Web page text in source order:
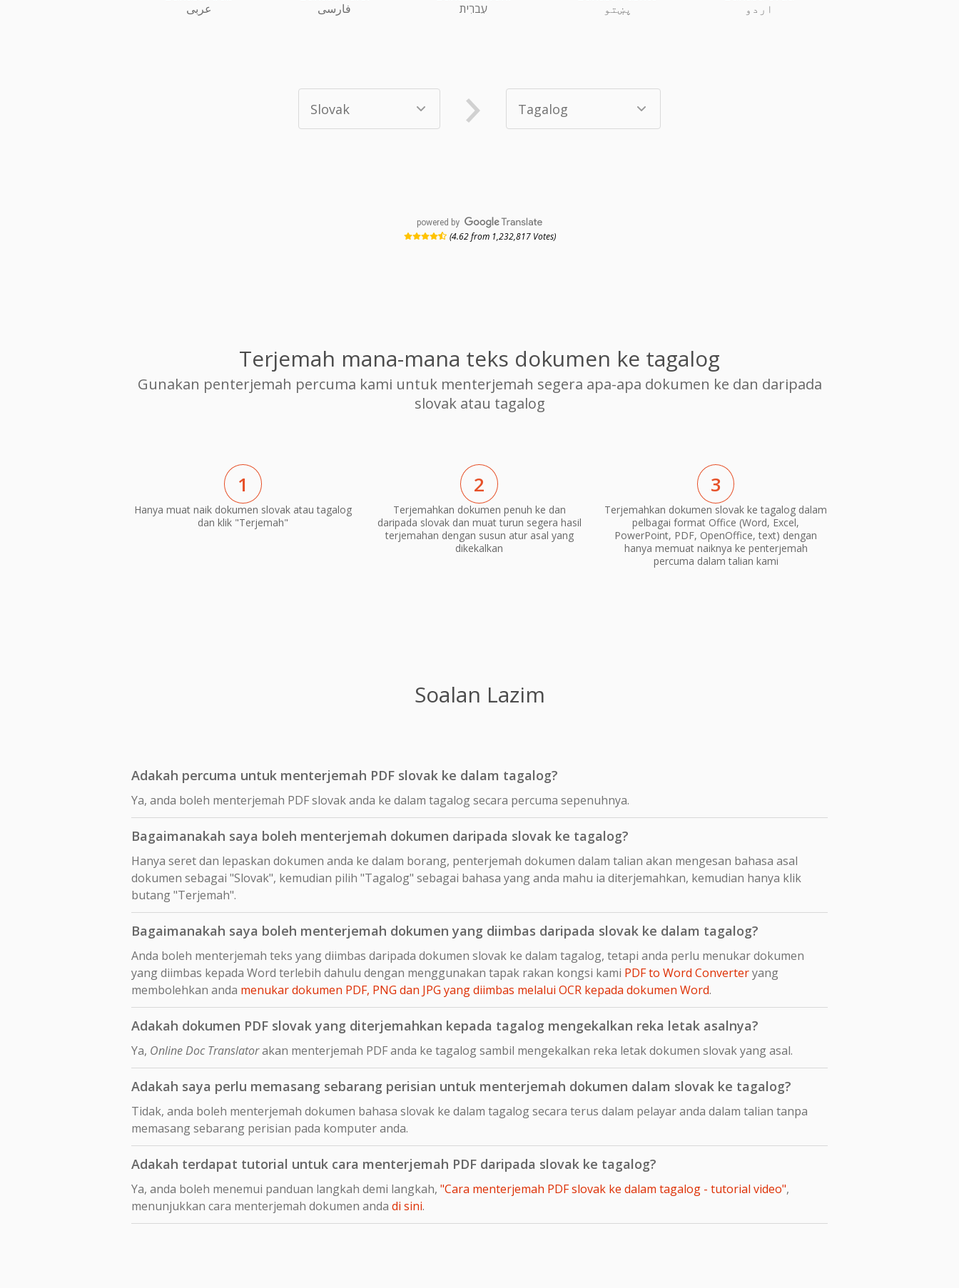
عربى
فارسی
עִברִית
پښتو
اردو
powered by
(4.62 from 1,232,817 Votes)
Terjemah mana-mana teks dokumen ke tagalog
Gunakan penterjemah percuma kami untuk menterjemah segera apa-apa dokumen ke dan daripada
slovak atau tagalog
1
Hanya muat naik dokumen slovak atau tagalog
dan klik "Terjemah"
2
Terjemahkan dokumen penuh ke dan
daripada slovak dan muat turun segera hasil
terjemahan dengan susun atur asal yang
dikekalkan
3
Terjemahkan dokumen slovak ke tagalog dalam
pelbagai format Office (Word, Excel,
PowerPoint, PDF, OpenOffice, text) dengan
hanya memuat naiknya ke penterjemah
percuma dalam talian kami
Soalan Lazim
Adakah percuma untuk menterjemah PDF slovak ke dalam tagalog?
Ya, anda boleh menterjemah PDF slovak anda ke dalam tagalog secara percuma sepenuhnya.
Bagaimanakah saya boleh menterjemah dokumen daripada slovak ke tagalog?
Hanya seret dan lepaskan dokumen anda ke dalam borang, penterjemah dokumen dalam talian akan mengesan bahasa asal
dokumen sebagai "Slovak", kemudian pilih "Tagalog" sebagai bahasa yang anda mahu ia diterjemahkan, kemudian hanya klik
butang "Terjemah".
Bagaimanakah saya boleh menterjemah dokumen yang diimbas daripada slovak ke dalam tagalog?
Anda boleh menterjemah teks yang diimbas daripada dokumen slovak ke dalam tagalog, tetapi anda perlu menukar dokumen
yang diimbas kepada Word terlebih dahulu dengan menggunakan tapak rakan kongsi kami PDF to Word Converteryang
membolehkan anda menukar dokumen PDF, PNG dan JPG yang diimbas melalui OCR kepada dokumen Word.
Adakah dokumen PDF slovak yang diterjemahkan kepada tagalog mengekalkan reka letak asalnya?
Ya, Online Doc Translatorakan menterjemah PDF anda ke tagalog sambil mengekalkan reka letak dokumen slovak yang asal.
Adakah saya perlu memasang sebarang perisian untuk menterjemah dokumen dalam slovak ke tagalog?
Tidak, anda boleh menterjemah dokumen bahasa slovak ke dalam tagalog secara terus dalam pelayar anda dalam talian tanpa
memasang sebarang perisian pada komputer anda.
Adakah terdapat tutorial untuk cara menterjemah PDF daripada slovak ke tagalog?
Ya, anda boleh menemui panduan langkah demi langkah, "Cara menterjemah PDF slovak ke dalam tagalog - tutorial video",
menunjukkan cara menterjemah dokumen anda di sini.